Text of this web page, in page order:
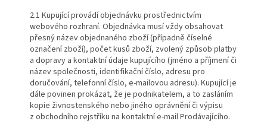
2.1 Kupující provádí objednávku prostřednictvím
webového rozhraní. Objednávka musí vždy obsahovat
přesný název objednaného zboží (případně číselné
označení zboží), počet kusů zboží, zvolený způsob platby
a dopravy a kontaktní údaje kupujícího (jméno a příjmení či
název společnosti, identifikační číslo, adresu pro
doručování, telefonní číslo, e-mailovou adresu). Kupující je
dále povinen prokázat, že je podnikatelem, a to zasláním
kopie živnostenského nebo jiného oprávnění či výpisu
z obchodního rejstříku na kontaktní e-mail Prodávajícího.